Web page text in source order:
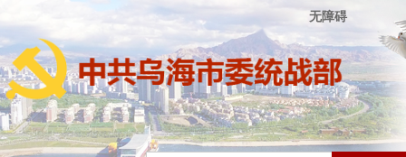
无障碍